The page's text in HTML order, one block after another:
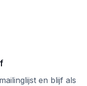
meer in
kijkje op en blijf als